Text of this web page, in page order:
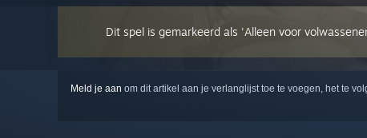
Dit spel is gemarkeerd als 'Alleen voor
Meld je aan om dit artikel aan je verlanglijst toe te voegen, het te